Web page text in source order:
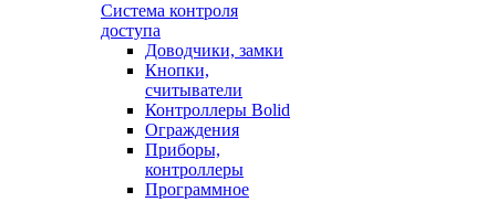
Система контроля
доступа
Доводчики, замки
Кнопки,
считыватели
Контроллеры Bolid
Ограждения
Приборы,
контроллеры
Программное